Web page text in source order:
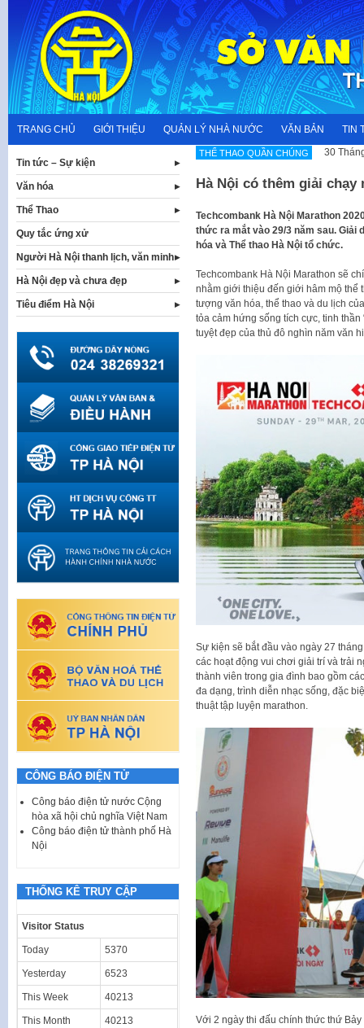
content
TRANG CHỦ GIỚI THIỆU QUẢN LÝ NHÀ NƯỚC VĂN BẢN TIN
THỂ THAO QUẦN CHÚNG 30
Hà Nội có thêm giải chạy
Techcombank Hà Nội Marathon
thức ra mắt vào 29/3 năm sau. Giải
hóa và Thể thao Hà Nội tổ chức.
Techcombank Hà Nội Marathon sẽ
nhằm giới thiệu đến giới hâm mộ thể
tượng văn hóa, thể thao và du lịch
tỏa cảm hứng sống tích cực, tinh
tuyệt đẹp của thủ đô nghìn năm văn
Sự kiện sẽ bắt đầu vào ngày 27
các hoạt động vui chơi giải trí và trải
thành viên trong gia đình bao gồm
đa dạng, trình diễn nhạc sống, đặc
thuật tập luyện marathon.
Với 2 ngày thi đấu chính thức thứ
Tin tức – Sự kiện
Văn hóa
Thể Thao
Quy tắc ứng xử
Người Hà Nội thanh lịch, văn minh
Hà Nội đẹp và chưa đẹp
Tiêu điểm Hà Nội
CÔNG BÁO ĐIỆN TỬ
Công báo điện tử nước Cộng
hòa xã hội chủ nghĩa Việt Nam
Công báo điện tử thành phố Hà
Nội
THỐNG KÊ TRUY CẬP
Visitor Status
Today 5370
Yesterday 6523
This Week 40213
This Month 40213